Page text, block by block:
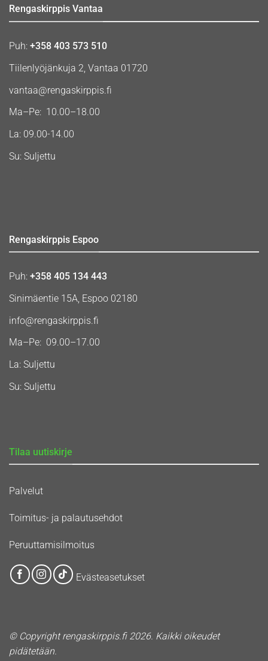
Rengaskirppis Vantaa
Puh: +358 403 573 510
Tiilenlyöjänkuja 2, Vantaa 01720
vantaa@rengaskirppis.fi
Ma–Pe: 10.00–18.00
La: 09.00-14.00
Su: Suljettu
Rengaskirppis Espoo
Puh: +358 405 134 443
Sinimäentie 15A, Espoo 02180
info@rengaskirppis.fi
Ma–Pe: 09.00–17.00
La: Suljettu
Su: Suljettu
Tilaa uutiskirje
Palvelut
Toimitus- ja palautusehdot
Peruuttamisilmoitus
Evästeasetukset
© Copyright rengaskirppis.fi 2026. Kaikki oikeudet
pidätetään.